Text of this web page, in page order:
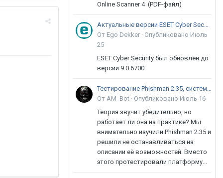
Online Scanner 4 (PDF-файл)
Актуальные версии ESET Cyber Security 9
От Ego Dekker · Опубликовано Июль
25
ESET Cyber Security был обновлён до
версии 9.0.6700.
Тестирование Phishman 2.35, системы повышения осведомлённости пользователей в сфере ИБ
От AM_Bot · Опубликовано Июль 16
Теория звучит убедительно, но
работает ли она на практике? Мы
внимательно изучили Phishman 2.35 и
решили не останавливаться на
описании её возможностей. Вместо
этого протестировали платформу...